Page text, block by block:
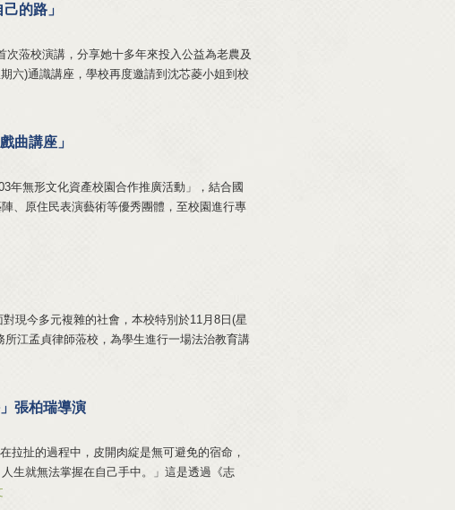
的路」
校演講，分享她十多年來投入公益為老農及
六)通識講座，學校再度邀請到沈芯菱小姐到校
曲講座」
無形文化資產校園合作推廣活動」，結合國
、原住民表演藝術等優秀團體，至校園進行專
今多元複雜的社會，本校特別於11月8日(星
江孟貞律師蒞校，為學生進行一場法治教育講
張柏瑞導演
扯的過程中，皮開肉綻是無可避免的宿命，
生就無法掌握在自己手中。」這是透過《志